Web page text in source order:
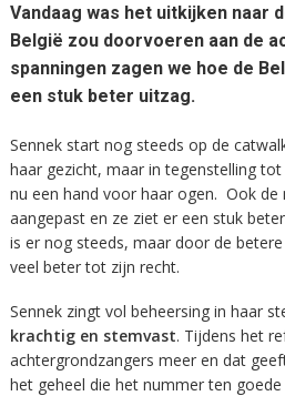
Vandaag was het uitkijken naar
België zou doorvoeren aan de
spanningen zagen we hoe de
een stuk beter uitzag.
Sennek start nog steeds op de
haar gezicht, maar in tegenstelling
nu een hand voor haar ogen. Ook de
aangepast en ze ziet er een stuk
is er nog steeds, maar door de
veel beter tot zijn recht.
Sennek zingt vol beheersing in haar
krachtig en stemvast. Tijdens het
achtergrondzangers meer en dat
het geheel die het nummer ten